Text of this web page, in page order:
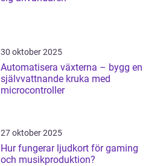
30 oktober 2025
Automatisera växterna – bygg en
självvattnande kruka med
microcontroller
27 oktober 2025
Hur fungerar ljudkort för gaming
och musikproduktion?